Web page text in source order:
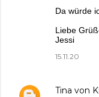
Da würde
Liebe
Jessi
15.11.20
Tina von